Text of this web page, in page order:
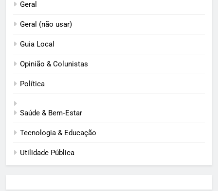
Geral
Geral (não usar)
Guia Local
Opinião & Colunistas
Política
Saúde & Bem‑Estar
Tecnologia & Educação
Utilidade Pública